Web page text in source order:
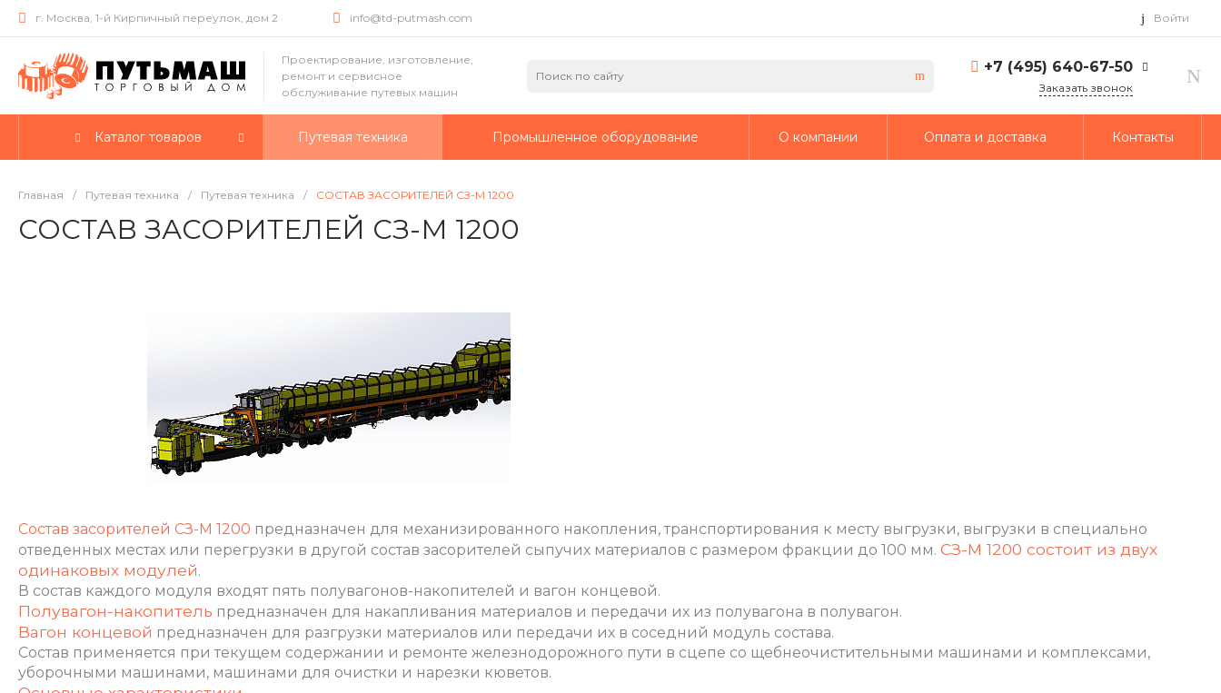
г. Москва, 1-й Кирпичный переулок, дом 2 info@td-putmash.com Войти
Проектирование, изготовление,
ремонт и сервисное
обслуживание путевых машин
+7 (495) 640-67-50
г. Москва, 1-й Кирпичный
Заказать звонок
Каталог товаров Путевая техника Промышленное оборудование О компании Оплата и доставка Контакты
Главная / Путевая техника / Путевая техника / СОСТАВ ЗАСОРИТЕЛЕЙ СЗ-М 1200
СОСТАВ ЗАСОРИТЕЛЕЙ СЗ-М 1200
Состав засорителей СЗ-М 1200 предназначен для механизированного накопления, транспортирования к месту выгрузки, выгрузки в специально
отведенных местах или перегрузки в другой состав засорителей сыпучих материалов с размером фракции до 100 мм. СЗ-М 1200 состоит из двух
одинаковых модулей.
В состав каждого модуля входят пять полувагонов-накопителей и вагон концевой.
Полувагон-накопитель предназначен для накапливания материалов и передачи их из полувагона в полувагон.
Вагон концевой предназначен для разгрузки материалов или передачи их в соседний модуль состава.
Состав применяется при текущем содержании и ремонте железнодорожного пути в сцепе со щебнеочистительными машинами и комплексами,
уборочными машинами, машинами для очистки и нарезки кюветов.